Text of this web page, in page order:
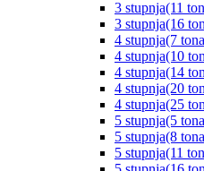
3 stupnja(11
3 stupnja(16
4 stupnja(7
4 stupnja(10
4 stupnja(14
4 stupnja(20
4 stupnja(25
5 stupnja(5
5 stupnja(8
5 stupnja(11